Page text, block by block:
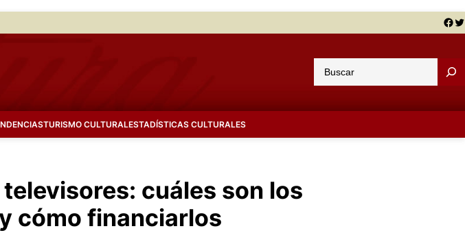
Facebook Twitter
u
a
TURISMO CULTURALESTADÍSTICAS CULTURALES
cuáles son los
cómo financiarlos